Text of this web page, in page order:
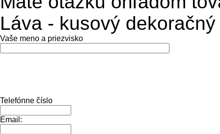
Láva - kusový
Vaše meno a priezvisko
Telefónne číslo
Email: